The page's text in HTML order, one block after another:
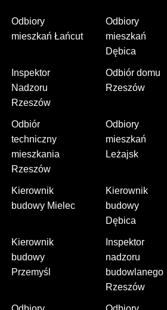
Odbiory
mieszkań Łańcut
Odbiory
mieszkań
Dębica
Inspektor
Nadzoru
Rzeszów
Odbiór domu
Rzeszów
Odbiór
techniczny
mieszkania
Rzeszów
Odbiory
mieszkań
Leżajsk
Kierownik
budowy Mielec
Kierownik
budowy
Dębica
Kierownik
budowy
Przemyśl
Inspektor
nadzoru
budowlanego
Rzeszów